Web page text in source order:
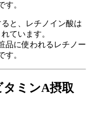
す。
と、レチノイン酸は
ています。
品に使われるレチノー
す。
ミンA摂取